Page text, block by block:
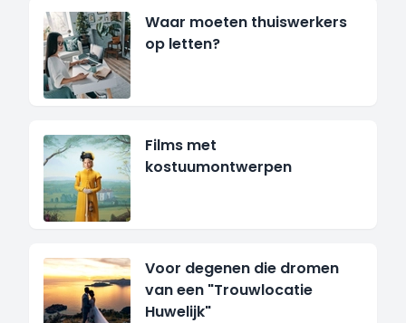
Waar moeten thuiswerkers
op letten?
Films met
kostuumontwerpen
Voor degenen die dromen
van een "Trouwlocatie
Huwelijk"